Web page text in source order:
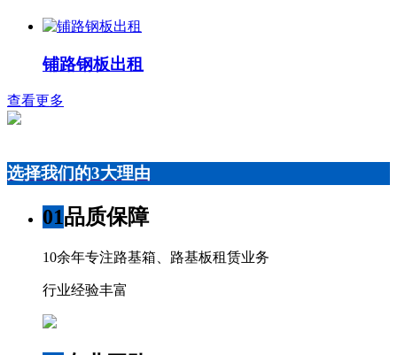
铺路钢板出租
查看更多
选择我们的3大理由
01品质保障
10余年专注路基箱、路基板租赁业务
行业经验丰富